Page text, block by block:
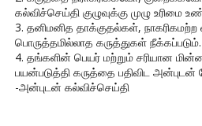
கல்விச்செய்தி குழுவுக்கு முழு உரிமை
3. தனிமனித தாக்குதல்கள்,
பொருத்தமில்லாத கருத்துகள் நீக்கப்படும்.
4. தங்களின் பெயர் மற்றும் சரியான
பயன்படுத்தி கருத்தை பதிவிட
-அன்புடன் கல்விச்செய்தி